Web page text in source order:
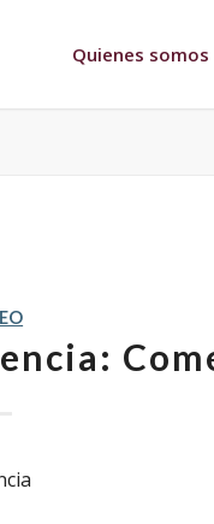
Quienes somos